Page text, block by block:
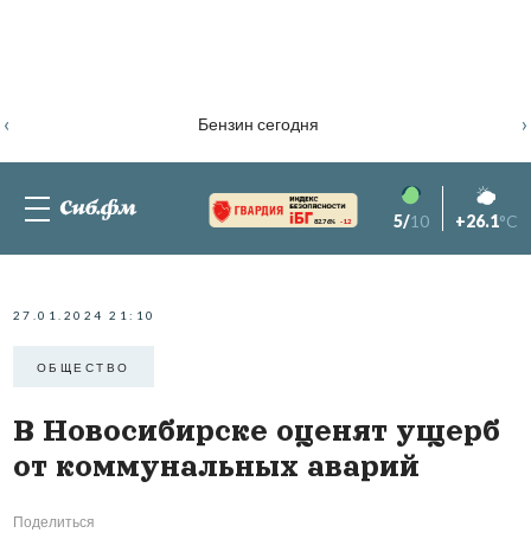
Бензин сегодня
‹ ›
82.76% -1.2 5/10 +26.1°C
27.01.2024 21:10
ОБЩЕСТВО
В Новосибирске оценят ущерб
от коммунальных аварий
Поделиться